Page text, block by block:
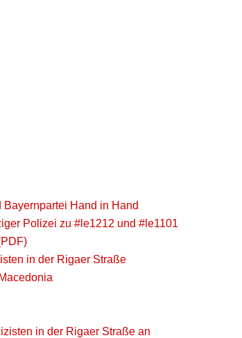
Hand in Hand
Polizei zu #le1212 und #le1101
in der Rigaer Straße
in der Rigaer Straße an